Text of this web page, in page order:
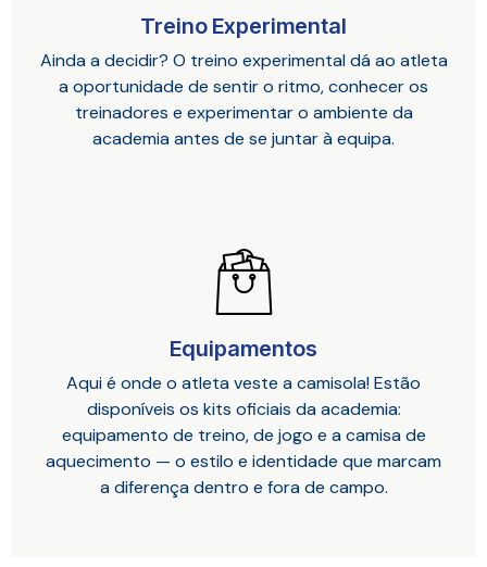
Treino Experimental
Ainda a decidir? O treino experimental dá ao atleta
a oportunidade de sentir o ritmo, conhecer os
treinadores e experimentar o ambiente da
academia antes de se juntar à equipa.
Equipamentos
Aqui é onde o atleta veste a camisola! Estão
disponíveis os kits oficiais da academia:
equipamento de treino, de jogo e a camisa de
aquecimento — o estilo e identidade que marcam
a diferença dentro e fora de campo.